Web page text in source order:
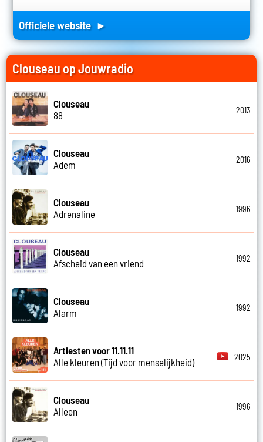
Officiele website ►
Clouseau op Jouwradio
Clouseau
88
2013
Clouseau
Adem
2016
Clouseau
Adrenaline
1996
Clouseau
Afscheid van een vriend
1992
Clouseau
Alarm
1992
Artiesten voor 11.11.11
Alle kleuren (Tijd voor menselijkheid)
2025
Clouseau
Alleen
1996